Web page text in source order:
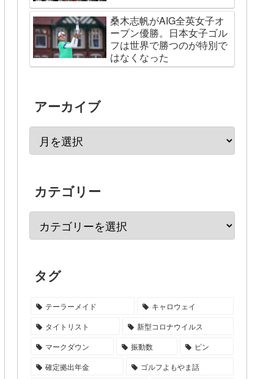
桑木志帆がAIG全英女子オ
ープン優勝。日本女子ゴル
フは世界で勝つのが特別で
はなくなった
アーカイブ
カテゴリー
タグ
テーラーメイド
キャロウェイ
タイトリスト
新型コロナウイルス
マークダウン
振動数
ピン
確定拠出年金
ゴルフよもやま話